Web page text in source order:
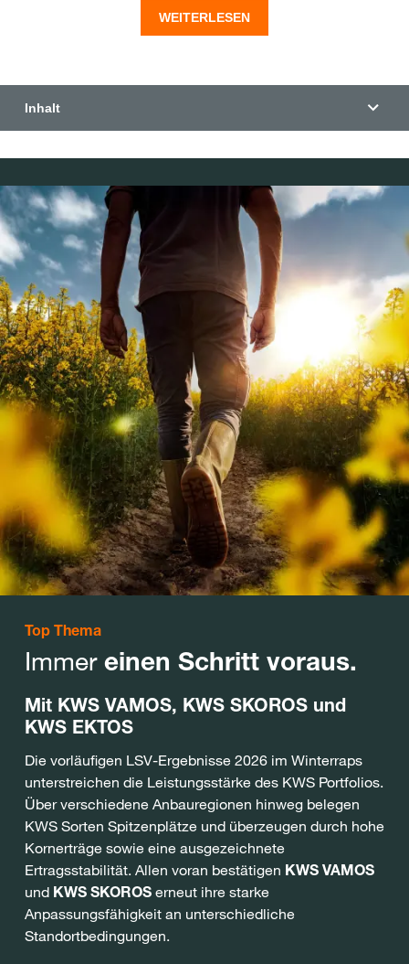
Über die Sortenleistung hinaus stehen wir Ihnen mit
kompetenter Beratung sowie persönlichen und
WEITERLESEN
Inhalt
Top Thema
Immer einen Schritt voraus.
Mit KWS VAMOS, KWS SKOROS und
KWS EKTOS
Die vorläufigen LSV-Ergebnisse 2026 im Winterraps
unterstreichen die Leistungsstärke des KWS Portfolios.
Über verschiedene Anbauregionen hinweg belegen
KWS Sorten Spitzenplätze und überzeugen durch hohe
Kornerträge sowie eine ausgezeichnete
Ertragsstabilität. Allen voran bestätigen KWS VAMOS
und KWS SKOROS erneut ihre starke
Anpassungsfähigkeit an unterschiedliche
Standortbedingungen.